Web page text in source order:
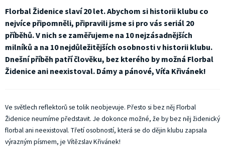
Florbal Židenice slaví 20 let. Abychom si historii klubu co
nejvíce připomněli, připravili jsme si pro vás seriál 20
příběhů. V nich se zaměřujeme na 10 nejzásadnějších
milníků a na 10 nejdůležitějších osobnosti v historii klubu.
Dnešní příběh patří člověku, bez kterého by možná Florbal
Židenice ani neexistoval. Dámy a pánové, Víťa Křivánek!
Ve světlech reflektorů se tolik neobjevuje. Přesto si bez něj Florbal
Židenice neumíme představit. Je dokonce možné, že by bez něj židenický
florbal ani neexistoval. Třetí osobností, která se do dějin klubu zapsala
výrazným písmem, je Vítězslav Křivánek!